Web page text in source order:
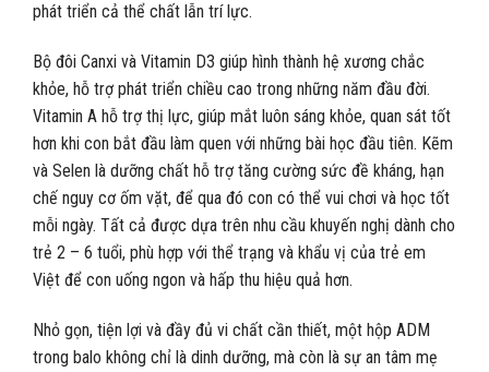
phát triển cả thể chất lẫn trí lực.
Bộ đôi Canxi và Vitamin D3 giúp hình thành hệ xương chắc
khỏe, hỗ trợ phát triển chiều cao trong những năm đầu đời.
Vitamin A hỗ trợ thị lực, giúp mắt luôn sáng khỏe, quan sát tốt
hơn khi con bắt đầu làm quen với những bài học đầu tiên. Kẽm
và Selen là dưỡng chất hỗ trợ tăng cường sức đề kháng, hạn
chế nguy cơ ốm vặt, để qua đó con có thể vui chơi và học tốt
mỗi ngày. Tất cả được dựa trên nhu cầu khuyến nghị dành cho
trẻ 2 – 6 tuổi, phù hợp với thể trạng và khẩu vị của trẻ em
Việt để con uống ngon và hấp thu hiệu quả hơn.
Nhỏ gọn, tiện lợi và đầy đủ vi chất cần thiết, một hộp ADM
trong balo không chỉ là dinh dưỡng, mà còn là sự an tâm mẹ